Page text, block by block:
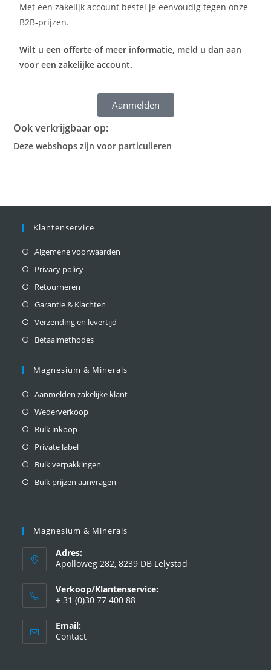
Met een zakelijk account bestel je eenvoudig tegen onze
B2B-prijzen.
Wilt u een offerte of meer informatie, meld u dan aan
voor een zakelijke account.
Aanmelden
Ook verkrijgbaar op:
Deze webshops zijn voor particulieren
Klantenservice
Algemene voorwaarden
Privacy policy
Retourneren
Garantie & Klachten
Verzending en levertijd
Betaalmethodes
Magnesium & Minerals
Aanmelden zakelijke klant
Wederverkoop
Bulk inkoop
Private label
Bulk verpakkingen
Bulk prijzen aanvragen
Magnesium & Minerals
Adres:
Apolloweg 282, 8239 DB Lelystad
Verkoop/Klantenservice:
+ 31 (0)30 77 400 88
Email:
Contact